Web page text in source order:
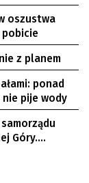
oszustwa
z planem
ponad
pije wody
Góry.